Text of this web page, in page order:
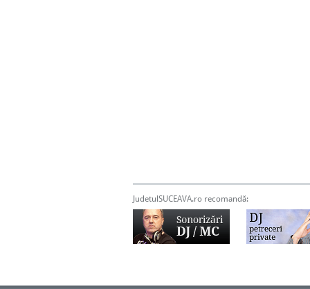
JudetulSUCEAVA.ro recomandă: